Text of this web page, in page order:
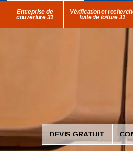
Entreprise de
couverture 31
Vérification et
fuite de toiture 31
DEVIS GRATUIT